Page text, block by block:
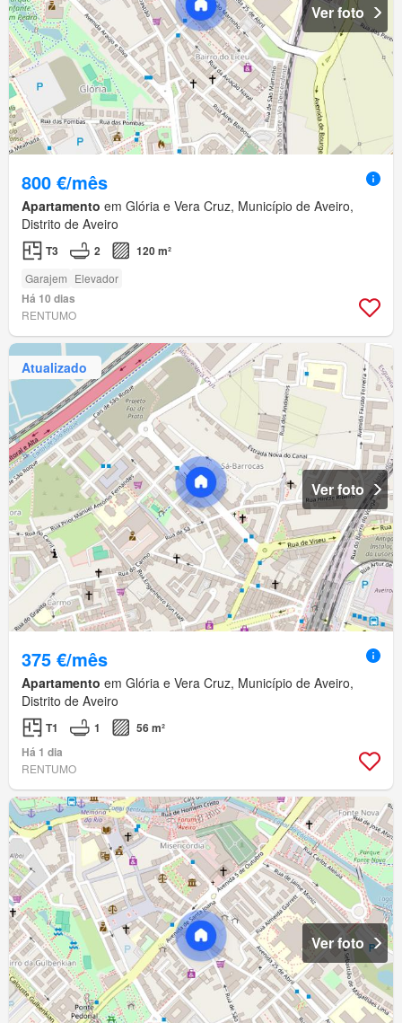
Ver foto
800 €/mês
Apartamento em Glória e Vera Cruz, Município de Aveiro,
Distrito de Aveiro
T3 2 120 m²
Garajem Elevador
Há 10 dias
RENTUMO
Atualizado
Ver foto
375 €/mês
Apartamento em Glória e Vera Cruz, Município de Aveiro,
Distrito de Aveiro
T1 1
56 m²
Há 1 dia
RENTUMO
Ver foto